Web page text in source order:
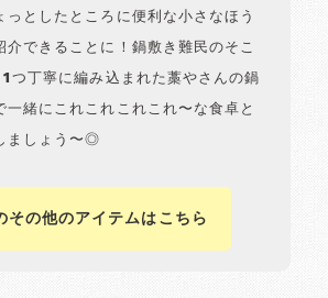
っとしたところに便利な小さなほう
介できることに！鍋敷き難民のそこ
つ丁寧に編み込まれた藁やさんの鍋
一緒にこれこれこれこれ〜な食卓と
ましょう〜◎
その他のアイテムはこちら